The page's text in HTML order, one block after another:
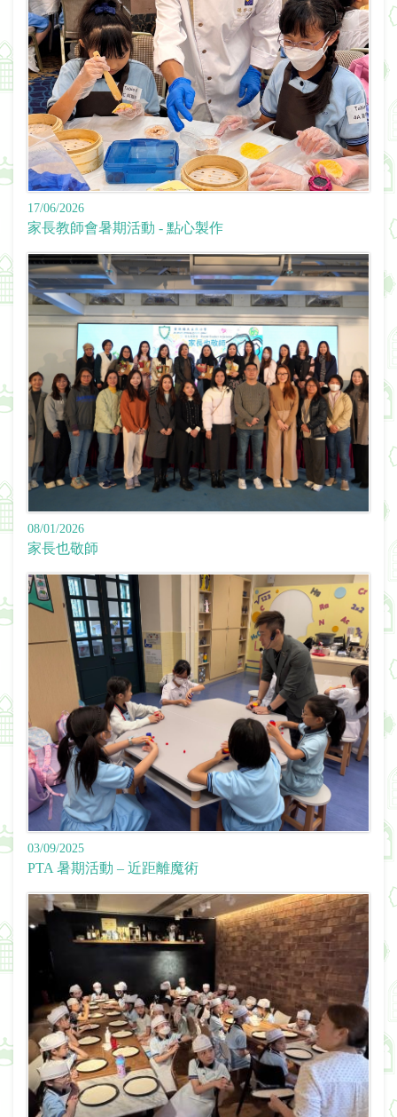
17/06/2026
家長教師會暑期活動 - 點心製作
08/01/2026
家長也敬師
03/09/2025
PTA 暑期活動 – 近距離魔術